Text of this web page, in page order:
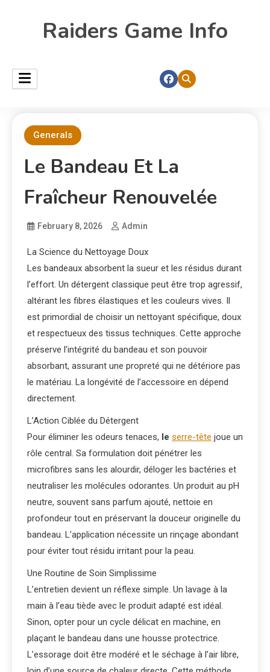
Raiders Game Info
Generals
Le Bandeau Et La
Fraîcheur Renouvelée
February 8, 2026 Admin
La Science du Nettoyage Doux
Les bandeaux absorbent la sueur et les résidus durant
l’effort. Un détergent classique peut être trop agressif,
altérant les fibres élastiques et les couleurs vives. Il
est primordial de choisir un nettoyant spécifique, doux
et respectueux des tissus techniques. Cette approche
préserve l’intégrité du bandeau et son pouvoir
absorbant, assurant une propreté qui ne détériore pas
le matériau. La longévité de l’accessoire en dépend
directement.
L’Action Ciblée du Détergent
Pour éliminer les odeurs tenaces, le serre-tête joue un
rôle central. Sa formulation doit pénétrer les
microfibres sans les alourdir, déloger les bactéries et
neutraliser les molécules odorantes. Un produit au pH
neutre, souvent sans parfum ajouté, nettoie en
profondeur tout en préservant la douceur originelle du
bandeau. L’application nécessite un rinçage abondant
pour éviter tout résidu irritant pour la peau.
Une Routine de Soin Simplissime
L’entretien devient un réflexe simple. Un lavage à la
main à l’eau tiède avec le produit adapté est idéal.
Sinon, opter pour un cycle délicat en machine, en
plaçant le bandeau dans une housse protectrice.
L’essorage doit être modéré et le séchage à l’air libre,